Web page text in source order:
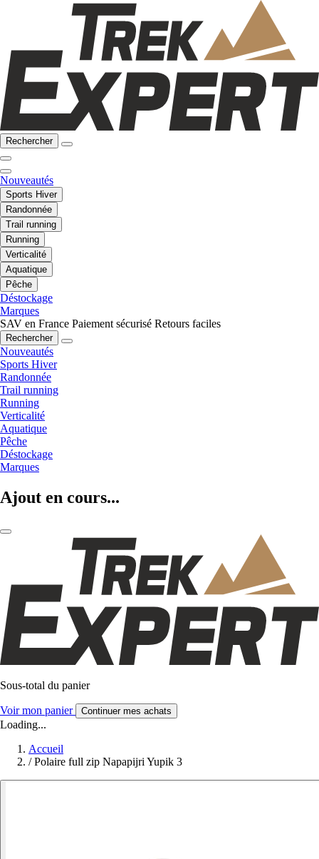
Rechercher
Nouveautés
Sports Hiver
Randonnée
Trail running
Running
Verticalité
Aquatique
Pêche
Déstockage
Marques
SAV en France Paiement sécurisé Retours faciles
Rechercher
Nouveautés
Sports Hiver
Randonnée
Trail running
Running
Verticalité
Aquatique
Pêche
Déstockage
Marques
Ajout en cours...
Sous-total du panier
Voir mon panier Continuer mes achats
Loading...
Accueil
/ Polaire full zip Napapijri Yupik 3